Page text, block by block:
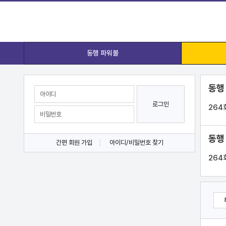
동행 파워볼
로그인
간편 회원 가입 아이디/비밀번호 찾기
동
264
동
264